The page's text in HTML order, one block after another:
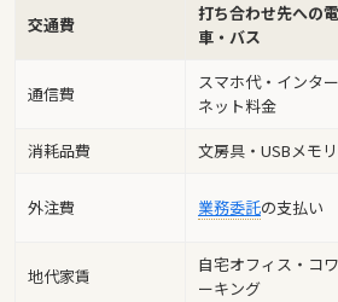
交通費
打ち合わせ先への電
車・バス
通信費
スマホ代・インター
ネット料金
消耗品費 文房具・USBメモリ
外注費 業務委託の支払い
地代家賃
自宅オフィス・コワ
ーキング